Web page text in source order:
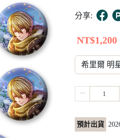
分享:
NT$1,200
預計出貨